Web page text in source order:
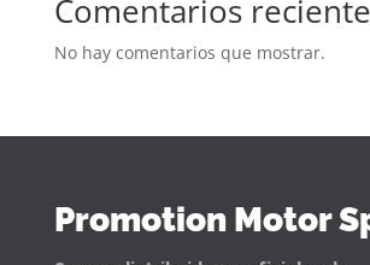
Comentarios
No hay comentarios que mostrar.
Promotion Motor